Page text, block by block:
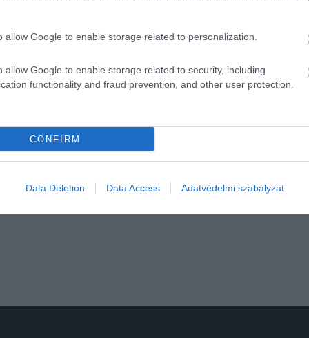
allow Google to enable storage related to personalization.
allow Google to enable storage related to security, including
functionality and fraud prevention, and other user protection.
CONFIRM
Data Deletion Data Access Adatvédelmi szabályzat
navosok